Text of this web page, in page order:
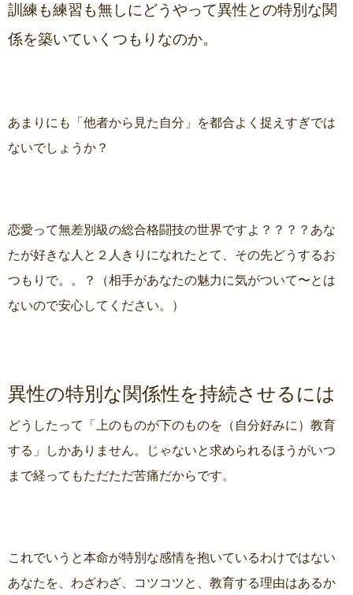
訓練も練習も無しにどうやって異性との特別な関
係を築いていくつもりなのか。
あまりにも「他者から見た自分」を都合よく捉えすぎでは
ないでしょうか？
恋愛って無差別級の総合格闘技の世界ですよ？？？？あな
たが好きな人と２人きりになれたとて、その先どうするお
つもりで。。？（相手があなたの魅力に気がついて〜とは
ないので安心してください。）
異性の特別な関係性を持続させるには
どうしたって「上のものが下のものを（自分好みに）教育
する」しかありません。じゃないと求められるほうがいつ
まで経ってもただただ苦痛だからです。
これでいうと本命が特別な感情を抱いているわけではない
あなたを、わざわざ、コツコツと、教育する理由はあるか